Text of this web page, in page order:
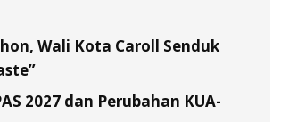
Wali Kota Caroll Senduk
2027 dan Perubahan KUA-